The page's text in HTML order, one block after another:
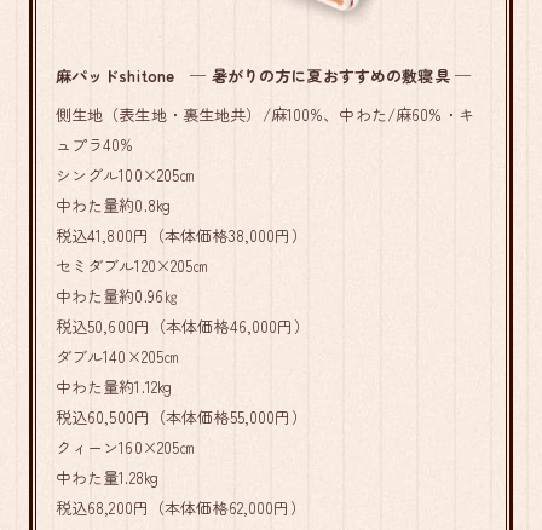
麻パッドshitone ─ 暑がりの方に夏おすすめの敷寝具 ─
側生地（表生地・裏生地共）/麻100%、中わた/麻60%・キ
ュプラ40%
シングル100×205㎝
中わた量約0.8kg
税込41,800円（本体価格38,000円）
セミダブル120×205㎝
中わた量約0.96㎏
税込50,600円（本体価格46,000円）
ダブル140×205㎝
中わた量約1.12kg
税込60,500円（本体価格55,000円）
クィーン160×205㎝
中わた量1.28kg
税込68,200円（本体価格62,000円）